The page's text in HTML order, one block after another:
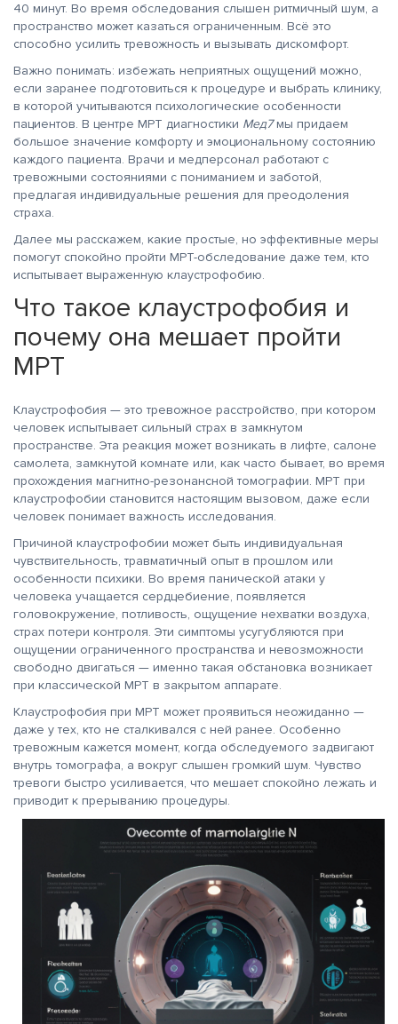
40 минут. Во время обследования слышен ритмичный шум, а
пространство может казаться ограниченным. Всё это
способно усилить тревожность и вызывать дискомфорт.
Важно понимать: избежать неприятных ощущений можно,
если заранее подготовиться к процедуре и выбрать клинику,
в которой учитываются психологические особенности
пациентов. В центре МРТ диагностики Мед7мы придаем
большое значение комфорту и эмоциональному состоянию
каждого пациента. Врачи и медперсонал работают с
тревожными состояниями с пониманием и заботой,
предлагая индивидуальные решения для преодоления
страха.
Далее мы расскажем, какие простые, но эффективные меры
помогут спокойно пройти МРТ-обследование даже тем, кто
испытывает выраженную клаустрофобию.
Что такое клаустрофобия и
почему она мешает пройти
МРТ
Клаустрофобия — это тревожное расстройство, при котором
человек испытывает сильный страх в замкнутом
пространстве. Эта реакция может возникать в лифте, салоне
самолета, замкнутой комнате или, как часто бывает, во время
прохождения магнитно-резонансной томографии. МРТ при
клаустрофобии становится настоящим вызовом, даже если
человек понимает важность исследования.
Причиной клаустрофобии может быть индивидуальная
чувствительность, травматичный опыт в прошлом или
особенности психики. Во время панической атаки у
человека учащается сердцебиение, появляется
головокружение, потливость, ощущение нехватки воздуха,
страх потери контроля. Эти симптомы усугубляются при
ощущении ограниченного пространства и невозможности
свободно двигаться — именно такая обстановка возникает
при классической МРТ в закрытом аппарате.
Клаустрофобия при МРТ может проявиться неожиданно —
даже у тех, кто не сталкивался с ней ранее. Особенно
тревожным кажется момент, когда обследуемого задвигают
внутрь томографа, а вокруг слышен громкий шум. Чувство
тревоги быстро усиливается, что мешает спокойно лежать и
приводит к прерыванию процедуры.